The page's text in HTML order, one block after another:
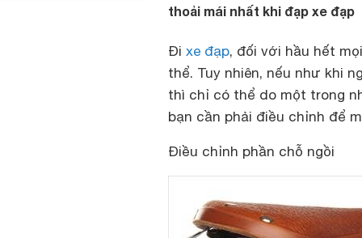
thoải mái nhất khi đạp xe đạp
Đi xe đạp, đối với hầu hết
thể. Tuy nhiên, nếu như khi
thì chỉ có thể do một trong
bạn cần phải điều chỉnh để
Điều chỉnh phần chỗ ngồi